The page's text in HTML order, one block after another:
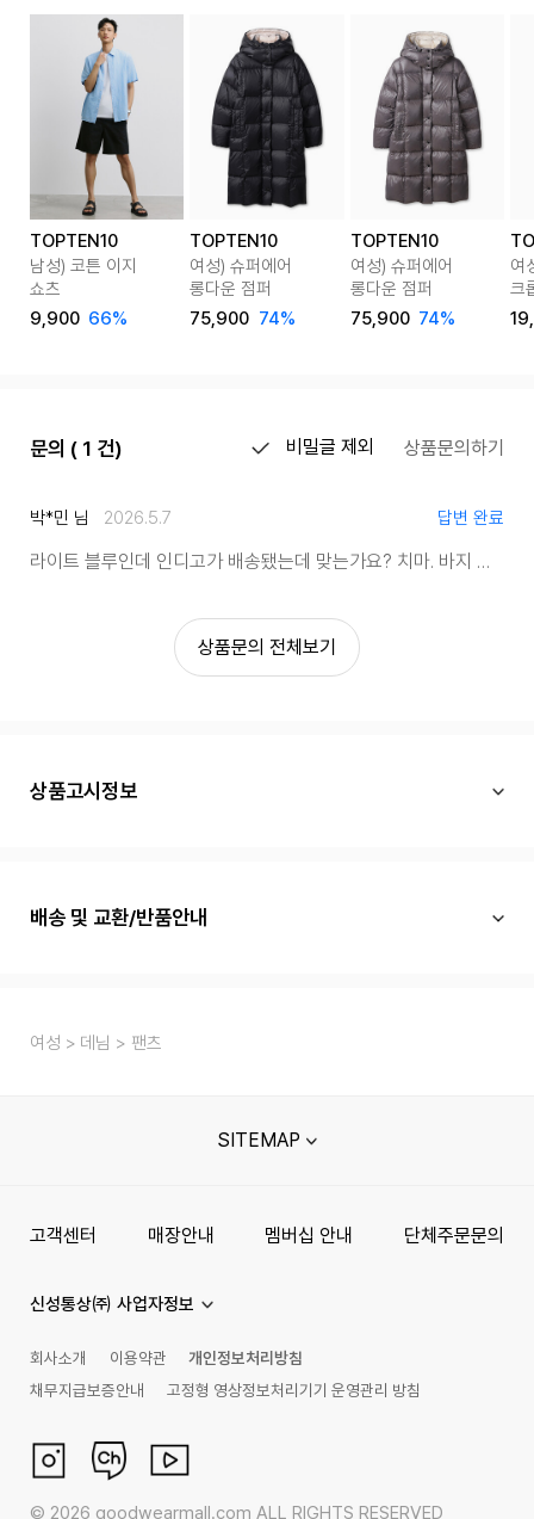
TOPTEN10
남성) 코튼 이지
쇼츠
9,900 66%
TOPTEN10
여성) 슈퍼에어
롱다운 점퍼
75,900 74%
TOPTEN10
여성) 슈퍼에어
롱다운 점퍼
75,900 74%
여
크
문의 ( 1 건) 비밀글 제외 상품문의하기
박*민 님 2026.5.7 답변 완료
라이트 블루인데 인디고가 배송됐는데 맞는가요? 치마. 바지 두개 라이트 블루인데 둘다 인디고네요.
상품문의 전체보기
상품고시정보
배송 및 교환/반품안내
여성 데님 팬츠
SITEMAP
고객센터 매장안내 멤버십 안내 단체주문문의
신성통상㈜ 사업자정보
회사소개 이용약관
개인정보처리방침
채무지급보증안내
고정형 영상정보처리기기 운영관리 방침
© 2026 goodwearmall.com ALL RIGHTS RESERVED